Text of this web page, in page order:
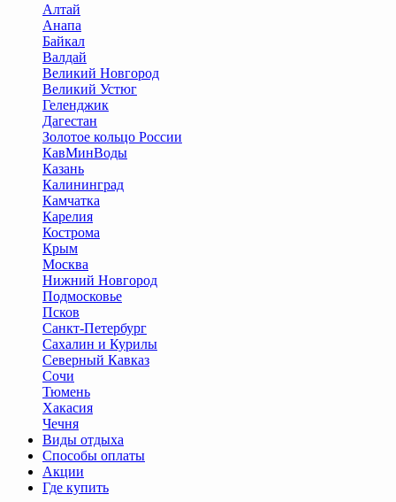
Алтай
Анапа
Байкал
Валдай
Великий Новгород
Великий Устюг
Геленджик
Дагестан
Золотое кольцо России
КавМинВоды
Казань
Калининград
Камчатка
Карелия
Кострома
Крым
Москва
Нижний Новгород
Подмосковье
Псков
Санкт-Петербург
Сахалин и Курилы
Северный Кавказ
Сочи
Тюмень
Хакасия
Чечня
Виды отдыха
Способы оплаты
Акции
Где купить